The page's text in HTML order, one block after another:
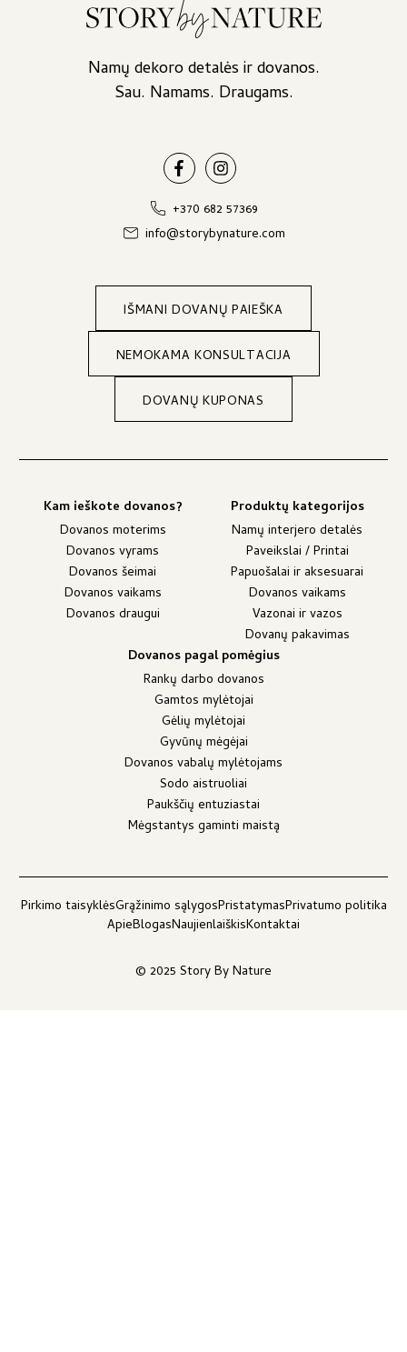
Namų dekoro detalės ir dovanos.
Sau. Namams. Draugams.
+370 682 57369
info@storybynature.com
IŠMANI DOVANŲ PAIEŠKA
NEMOKAMA KONSULTACIJA
DOVANŲ KUPONAS
Kam ieškote dovanos?
Dovanos moterims
Dovanos vyrams
Dovanos šeimai
Dovanos vaikams
Dovanos draugui
Produktų kategorijos
Namų interjero detalės
Paveikslai / Printai
Papuošalai ir aksesuarai
Dovanos vaikams
Vazonai ir vazos
Dovanų pakavimas
Dovanos pagal pomėgius
Rankų darbo dovanos
Gamtos mylėtojai
Gėlių mylėtojai
Gyvūnų mėgėjai
Dovanos vabalų mylėtojams
Sodo aistruoliai
Paukščių entuziastai
Mėgstantys gaminti maistą
© 2025 Story By Nature
Pirkimo taisyklėsGrąžinimo sąlygosPristatymasPrivatumo politika
ApieBlogasNaujienlaiškisKontaktai